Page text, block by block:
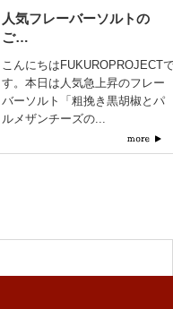
人気フレーバーソルトの
ご…
こんにちはFUKUROPROJECT
す。本日は人気急上昇のフレー
バーソルト「粗挽き黒胡椒とパ
ルメザンチーズの...